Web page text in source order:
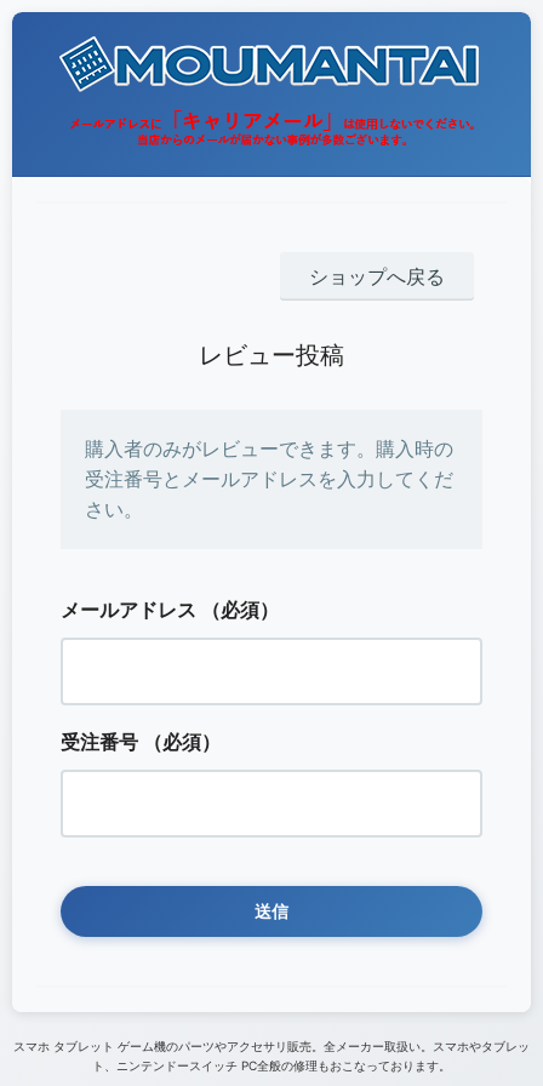
ショップへ戻る
レビュー投稿
購入者のみがレビューできます。購入時の
受注番号とメールアドレスを入力してくだ
さい。
メールアドレス （必須）
受注番号 （必須）
スマホ タブレット ゲーム機のパーツやアクセサリ販売。全メーカー取扱い。スマホやタブレッ
ト、ニンテンドースイッチ PC全般の修理もおこなっております。